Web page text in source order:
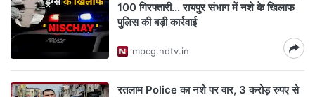
100 गिरफ्तारी... रायपुर संभाग में नशे के खिलाफ
पुलिस की बड़ी कार्रवाई
mpcg.ndtv.in
रतलाम Police का नशे पर वार, 3 करोड़ रुपए से